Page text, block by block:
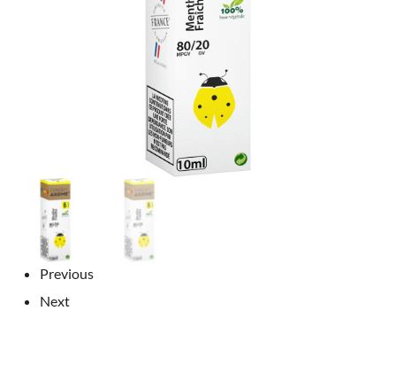
Previous
Next